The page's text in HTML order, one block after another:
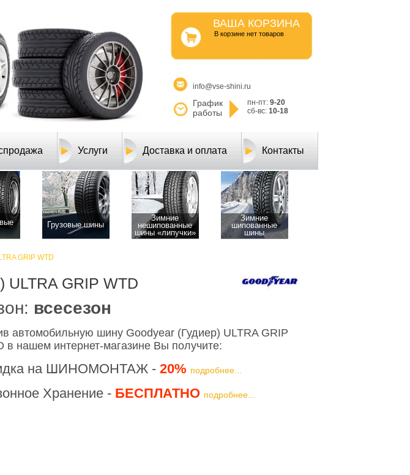
ВАША КОРЗИНА
B корзине нет товаров
info@vse-shini.ru
График
работы
пн-пт: 9-20
сб-вс: 10-18
Услуги Доставка и оплата Контакты
Грузовые шины
Зимние
нешипованные
шины «липучки»
Зимние
шипованные
шины
GRIP WTD
GRIP WTD
всесезон
автомобильную шину Goodyear (Гудиер) ULTRA GRIP
в нашем интернет-магазине Вы получите:
на ШИНОМОНТАЖ - 20% подробнее...
Хранение - БЕСПЛАТНО подробнее...